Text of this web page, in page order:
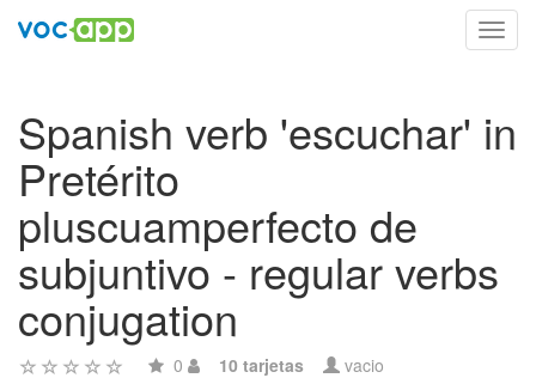
Spanish verb 'escuchar' in
Pretérito
pluscuamperfecto de
subjuntivo - regular verbs
conjugation
0 10 tarjetas vacio